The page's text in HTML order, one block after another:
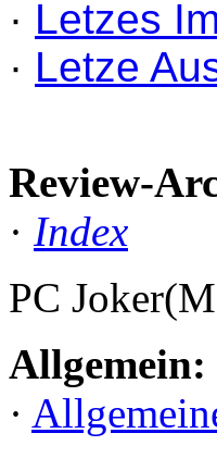
· Letzes
· Letze
Review-
· Index
PC
Allgemein:
·